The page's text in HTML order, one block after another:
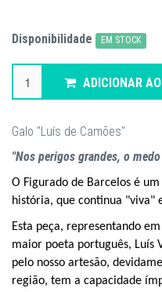
Disponibilidade EM STOCK
ADICIONAR
Galo "Luís de Camões"
"Nos perigos grandes, o
O Figurado de Barcelos é
história, que continua "viva"
Esta peça, representando
maior poeta português, Luís
pelo nosso artesão,
região, tem a capacidade